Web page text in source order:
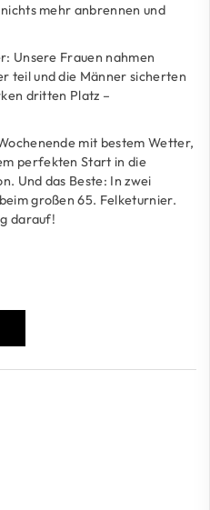
mehr anbrennen und
Unsere Frauen nahmen
teil und die Männer sicherten
dritten Platz –
mit bestem Wetter,
perfekten Start in die
Und das Beste: In zwei
großen 65. Felketurnier.
darauf!